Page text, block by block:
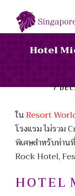
Hotel
7
ในResort
โรงแรม ไม่รวม
พิเศษสำหรับท่าน
Rock Hotel,
H O T E L